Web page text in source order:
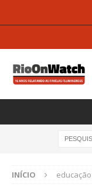
INÍCIO educação